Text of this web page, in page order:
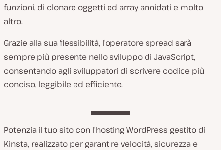
funzioni, di clonare oggetti ed array annidati e molto
altro.
Grazie alla sua flessibilità, l’operatore spread sarà
sempre più presente nello sviluppo di JavaScript,
consentendo agli sviluppatori di scrivere codice più
conciso, leggibile ed efficiente.
Potenzia il tuo sito con l’hosting WordPress gestito di
Kinsta, realizzato per garantire velocità, sicurezza e